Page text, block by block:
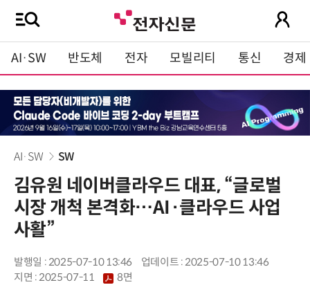
AI·SW 반도체 전자 모빌리티 통신 경제
AI·SW SW
김유원 네이버클라우드 대표, “글로벌
시장 개척 본격화…AI·클라우드 사업
사활”
발행일 : 2025-07-10 13:46
업데이트 : 2025-07-10 13:46
지면 :2025-07-11 8면